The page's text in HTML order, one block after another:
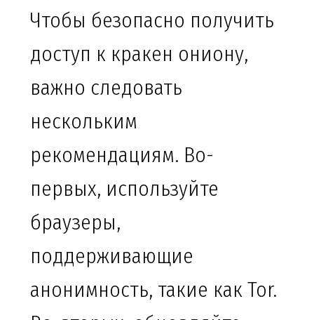
Чтобы безопасно получить
доступ к кракен ониону,
важно следовать
нескольким
рекомендациям. Во-
первых, используйте
браузеры,
поддерживающие
анонимность, такие как Tor.